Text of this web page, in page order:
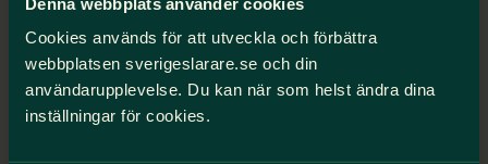
Cookies används för att utveckla och förbättra
webbplatsen sverigeslarare.se och din
användarupplevelse. Du kan när som helst ändra dina
inställningar för cookies.
Råd och stöd